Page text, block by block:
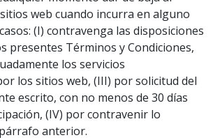
web cuando incurra en alguno
(I) contravenga las disposiciones
presentes Términos y Condiciones,
los servicios
los sitios web, (III) por solicitud del
escrito, con no menos de 30 días
(IV) por contravenir lo
anterior.